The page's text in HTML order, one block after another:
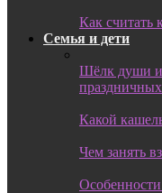
Как считать
Семья и дети
Шёлк души и
Какой
Чем занять